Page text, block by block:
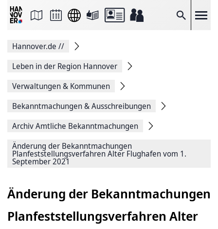
Suche
Seite
Facebook
teilen
Seitenlink
Seite
Hannover.de //
Leben in der Region Hannover
Verwaltungen & Kommunen
Bekanntmachungen & Ausschreibungen
Archiv Amtliche Bekanntmachungen
Änderung der Bekanntmachungen
Planfeststellungsverfahren Alter Flughafen vom 1.
September 2021
Änderung der Bekanntmachungen
Planfeststellungsverfahren Alter